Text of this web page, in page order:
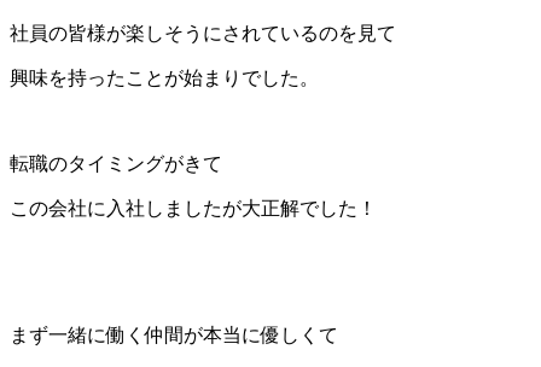
社員の皆様が楽しそうにされているのを見て
興味を持ったことが始まりでした。
転職のタイミングがきて
この会社に入社しましたが大正解でした！
まず一緒に働く仲間が本当に優しくて